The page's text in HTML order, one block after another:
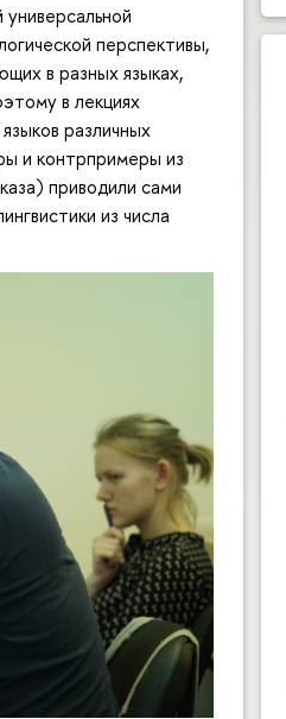
перспективы,
в разных языках,
в лекциях
различных
и контрпримеры из
приводили сами
из числа